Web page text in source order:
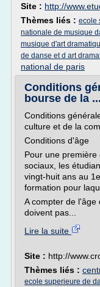
Site : http://
Thèmes liés : ecole
nationale de musique
musique d'art
de danse et d art
national de paris
Conditions
bourse de la ...
Conditions
culture et de la
Conditions d'âge
Pour une
sociaux, les
vingt-huit ans au
formation pour
A compter de l'âge
doivent pas...
Lire la suite
Site : http://
Thèmes liés :
ecole superieure de